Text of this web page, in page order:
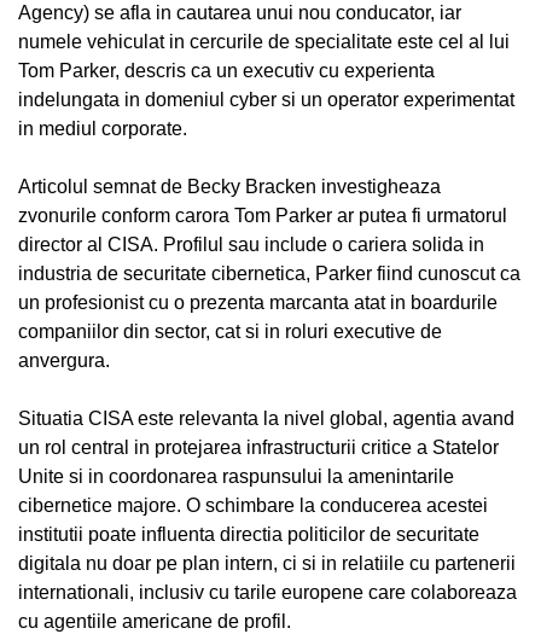
Agency) se afla in cautarea unui nou conducator, iar
numele vehiculat in cercurile de specialitate este cel al lui
Tom Parker, descris ca un executiv cu experienta
indelungata in domeniul cyber si un operator experimentat
in mediul corporate.
Articolul semnat de Becky Bracken investigheaza
zvonurile conform carora Tom Parker ar putea fi urmatorul
director al CISA. Profilul sau include o cariera solida in
industria de securitate cibernetica, Parker fiind cunoscut ca
un profesionist cu o prezenta marcanta atat in boardurile
companiilor din sector, cat si in roluri executive de
anvergura.
Situatia CISA este relevanta la nivel global, agentia avand
un rol central in protejarea infrastructurii critice a Statelor
Unite si in coordonarea raspunsului la amenintarile
cibernetice majore. O schimbare la conducerea acestei
institutii poate influenta directia politicilor de securitate
digitala nu doar pe plan intern, ci si in relatiile cu partenerii
internationali, inclusiv cu tarile europene care colaboreaza
cu agentiile americane de profil.